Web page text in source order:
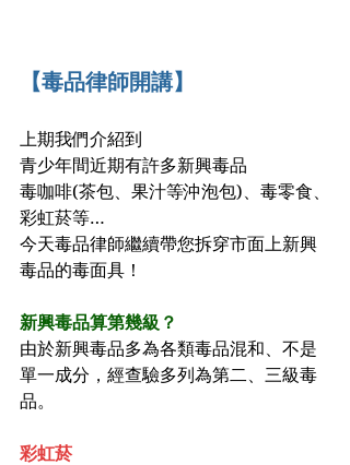
【毒品律師開講】
上期我們介紹到
青少年間近期有許多新興毒品
毒咖啡(茶包、果汁等沖泡包)、毒零食、
彩虹菸等…
今天毒品律師繼續帶您拆穿市面上新興
毒品的毒面具！
新興毒品算第幾級？
由於新興毒品多為各類毒品混和、不是
單一成分，經查驗多列為第二、三級毒
品。
彩虹菸